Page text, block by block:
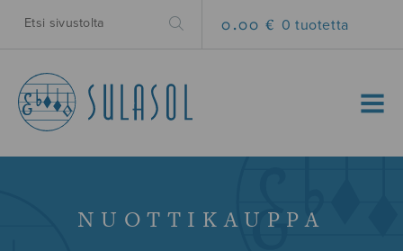
0.00 € 0 tuotetta
MENU
NUOTTIKAUPPA